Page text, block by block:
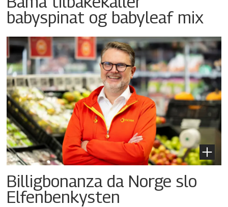
babyspinat og babyleaf mix
Billigbonanza da Norge slo
Elfenbenkysten